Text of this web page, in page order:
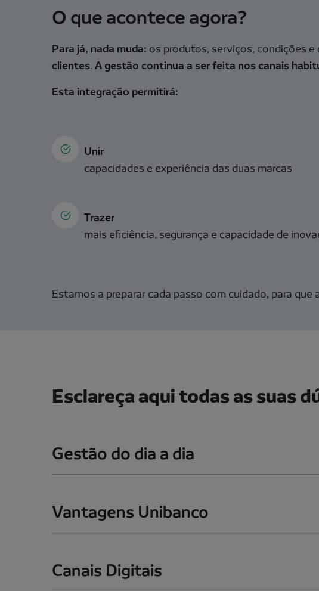
O que acontece agora?
Para já, nada muda: os produtos, serviços, condições
clientes. A gestão continua a ser feita nos canais
Esta integração permitirá:
Unir
capacidades e experiência das duas marcas
Trazer
mais eficiência, segurança e capacidade de
Estamos a preparar cada passo com cuidado, para
Esclareça aqui todas as suas
Gestão do dia a dia
Vantagens Unibanco
Canais Digitais